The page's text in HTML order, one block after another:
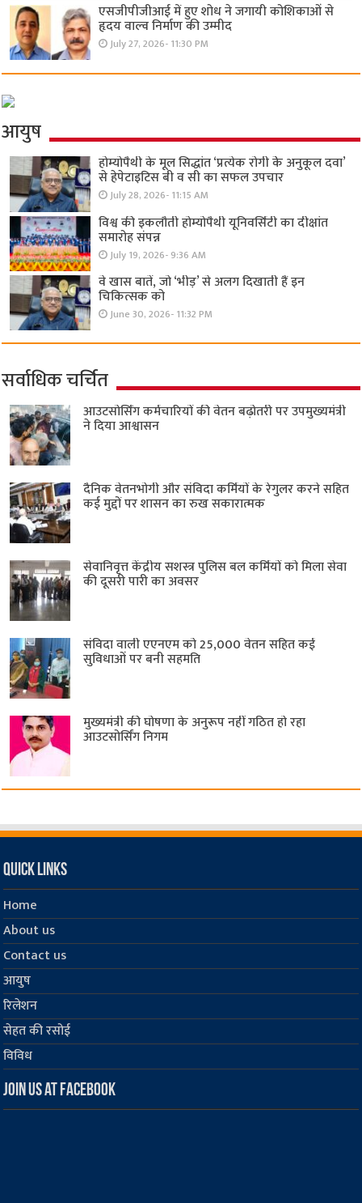
एसजीपीजीआई में हुए शोध ने जगायी कोशिकाओं से
हृदय वाल्व निर्माण की उम्मीद
July 27, 2026- 11:30 PM
आयुष
होम्योपैथी के मूल सिद्धांत ‘प्रत्येक रोगी केे अनुकूल दवा’
से हेपेटाइटिस बी व सी का सफल उपचार
July 28, 2026- 11:15 AM
विश्व की इकलौती होम्योपैथी यूनिवर्सिटी का दीक्षांत
समारोह संपन्न
July 19, 2026- 9:36 AM
वे खास बातें, जो ‘भीड़’ से अलग दिखाती हैं इन
चिकित्सक को
June 30, 2026- 11:32 PM
सर्वाधिक चर्चित
आउटसोर्सिंग कर्मचारियों की वेतन बढ़ोतरी पर उपमुख्यमंत्री
ने दिया आश्वासन
दैनिक वेतनभोगी और संविदा कर्मियों के रेगुलर करने सहित
कई मुद्दों पर शासन का रुख सकारात्मक
सेवानिवृत्त केंद्रीय सशस्त्र पुलिस बल ​कर्मियों को मिला सेवा
की दूसरी पारी का अवसर
संविदा वाली एएनएम को 25,000 वेतन सहित कई
सुविधाओं पर बनी सहमति
मुख्यमंत्री की घोषणा के अनुरूप नहीं गठित हो रहा
आउटसोर्सिंग निगम
Quick Links
Home
About us
Contact us
आयुष
रिलेशन
सेहत की रसोई
विविध
Join us at Facebook